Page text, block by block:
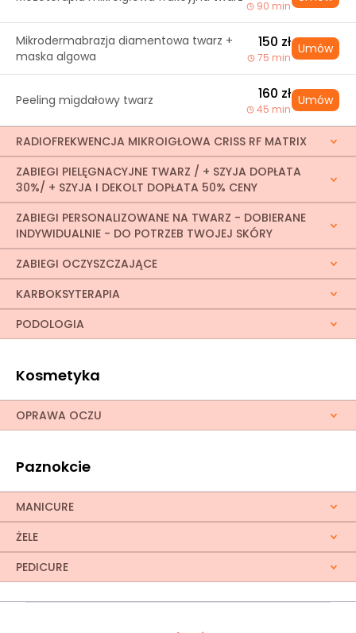
90 min
Mikrodermabrazja diamentowa twarz +
maska algowa
150 zł
75 min
Umów
Peeling migdałowy twarz 160 zł
45 min
Umów
RADIOFREKWENCJA MIKROIGŁOWA CRISS RF MATRIX
ZABIEGI PIELĘGNACYJNE TWARZ / + SZYJA DOPŁATA
30%/ + SZYJA I DEKOLT DOPŁATA 50% CENY
ZABIEGI PERSONALIZOWANE NA TWARZ - DOBIERANE
INDYWIDUALNIE - DO POTRZEB TWOJEJ SKÓRY
ZABIEGI OCZYSZCZAJĄCE
KARBOKSYTERAPIA
PODOLOGIA
Kosmetyka
OPRAWA OCZU
Paznokcie
MANICURE
ŻELE
PEDICURE